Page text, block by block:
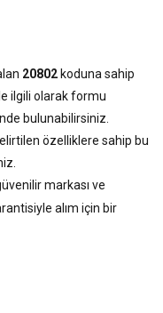
20802 koduna sahip
ilgili olarak formu
bulunabilirsiniz.
özelliklere sahip bu
markası ve
alım için bir